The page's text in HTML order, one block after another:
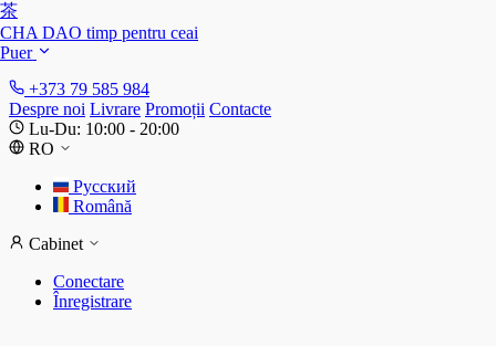
+373 79 585 984
Despre noi Livrare Promoții Contacte
Lu-Du: 10:00 - 20:00
RO
Русский
Română
Cabinet
Conectare
Înregistrare
茶
CHA DAO timp pentru ceai
Puer